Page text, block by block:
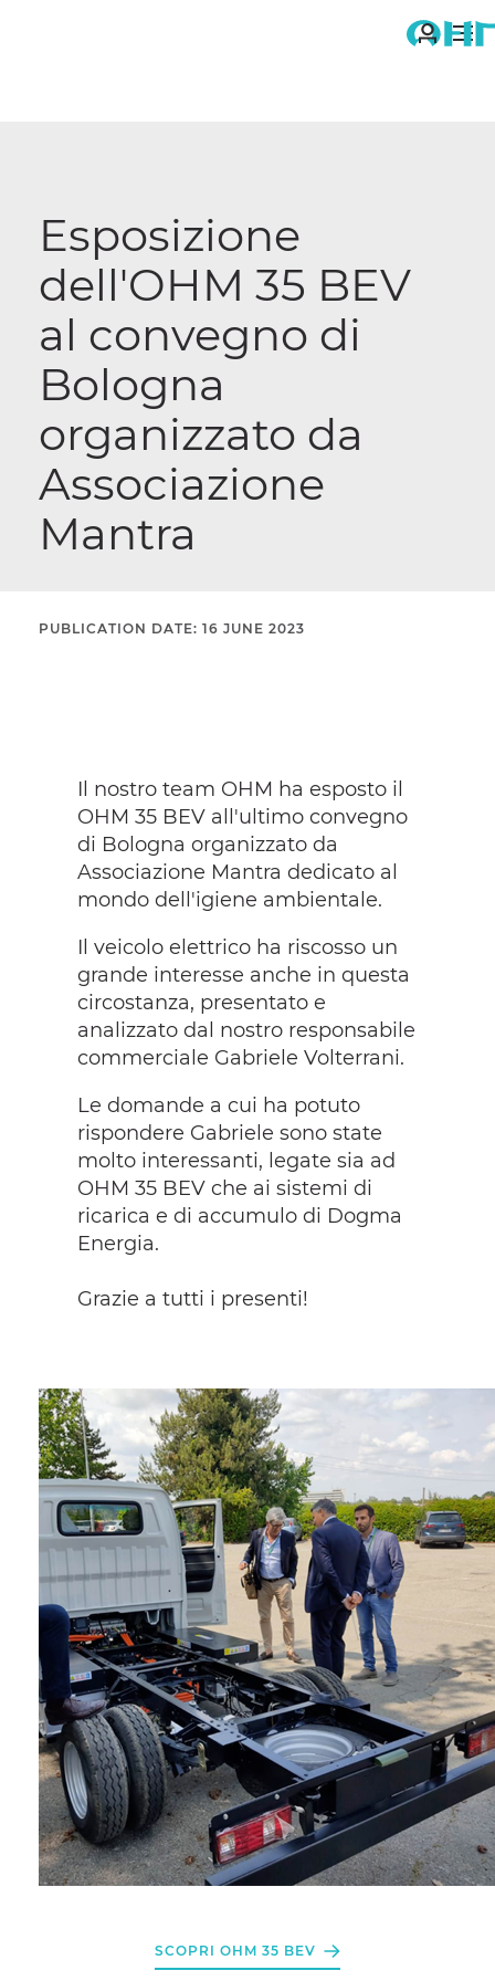
Esposizione
dell'OHM 35 BEV
al convegno di
Bologna
organizzato da
Associazione
Mantra
PUBLICATION DATE: 16 JUNE 2023
Il nostro team OHM ha esposto il
OHM 35 BEV all'ultimo convegno
di Bologna organizzato da
Associazione Mantra dedicato al
mondo dell'igiene ambientale.
Il veicolo elettrico ha riscosso un
grande interesse anche in questa
circostanza, presentato e
analizzato dal nostro responsabile
commerciale Gabriele Volterrani.
Le domande a cui ha potuto
rispondere Gabriele sono state
molto interessanti, legate sia ad
OHM 35 BEV che ai sistemi di
ricarica e di accumulo di Dogma
Energia.
Grazie a tutti i presenti!
SCOPRI OHM 35 BEV